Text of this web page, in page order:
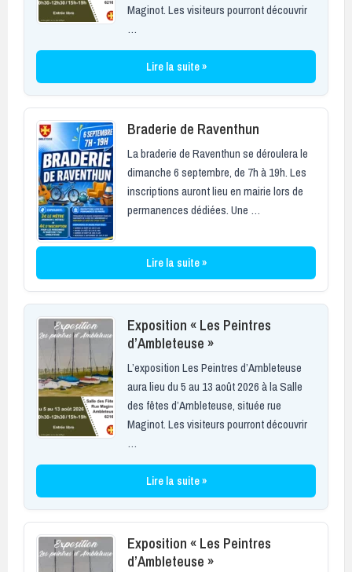
Maginot. Les visiteurs pourront découvrir
…
Lire la suite »
Braderie de Raventhun
La braderie de Raventhun se déroulera le
dimanche 6 septembre, de 7h à 19h. Les
inscriptions auront lieu en mairie lors de
permanences dédiées. Une …
Lire la suite »
Exposition « Les Peintres
d’Ambleteuse »
L’exposition Les Peintres d’Ambleteuse
aura lieu du 5 au 13 août 2026 à la Salle
des fêtes d’Ambleteuse, située rue
Maginot. Les visiteurs pourront découvrir
…
Lire la suite »
Exposition « Les Peintres
d’Ambleteuse »